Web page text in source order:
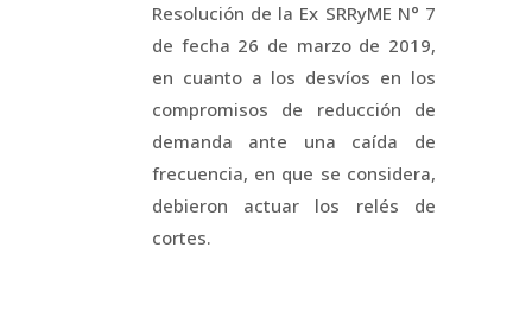
Resolución de la Ex SRRyME N° 7
de fecha 26 de marzo de 2019,
en cuanto a los desvíos en los
compromisos de reducción de
demanda ante una caída de
frecuencia, en que se considera,
debieron actuar los relés de
cortes.